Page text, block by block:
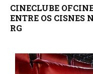
CINECLUBE
ENTRE OS CISNES
RG